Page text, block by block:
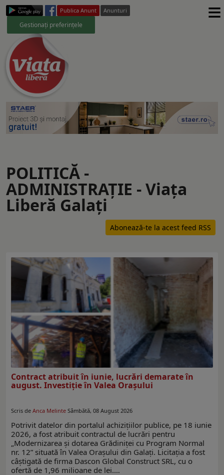
Publica Anunt Anunturi
Gestionați preferințele ≡
POLITICĂ -
ADMINISTRAŢIE - Viaţa
Liberă Galaţi
Abonează-te la acest feed RSS
Contract atribuit în iunie, lucrări demarate în
august. Investiţie în Valea Oraşului
Scris de Anca Melinte Sâmbătă, 08 August 2026
Potrivit datelor din portalul achiziţiilor publice, pe 18 iunie
2026, a fost atribuit contractul de lucrări pentru
„Modernizarea și dotarea Grădiniței cu Program Normal
nr. 12” situată în Valea Oraşului din Galaţi. Licitaţia a fost
câştigată de firma Dascon Global Construct SRL, cu o
ofertă de 1,96 milioane de lei.…